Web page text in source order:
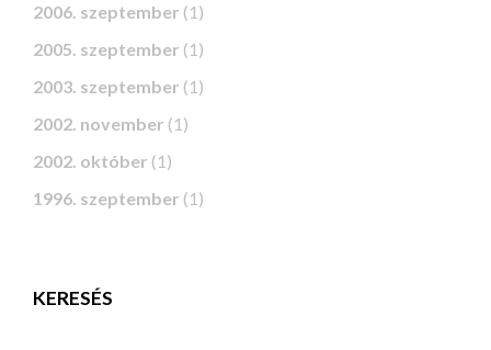
2006. szeptember (1)
2005. szeptember (1)
2003. szeptember (1)
2002. november (1)
2002. október (1)
1996. szeptember (1)
KERESÉS